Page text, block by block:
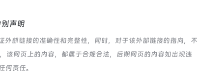
别声明
部链接的准确性和完整性，同时，对于该外部链接的指向，不
该网页上的内容，都属于合规合法，后期网页的内容如出现违
何责任。